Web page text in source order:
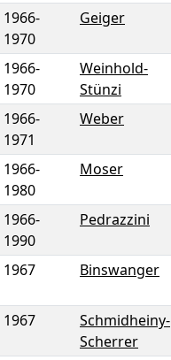
1966-
1970
Geiger
1966-
1970
Weinhold-
Stünzi
1966-
1971
Weber
1966-
1980
Moser
1966-
1990
Pedrazzini
1967
Binswanger
1967
Schmidheiny-
Scherrer